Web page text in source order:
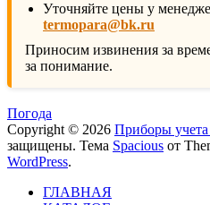
Уточняйте цены у
termopara@bk.ru
Приносим извинения за
за понимание.
Погода
Copyright © 2026 Приборы
защищены. Тема Spacious от
WordPress.
ГЛАВНАЯ